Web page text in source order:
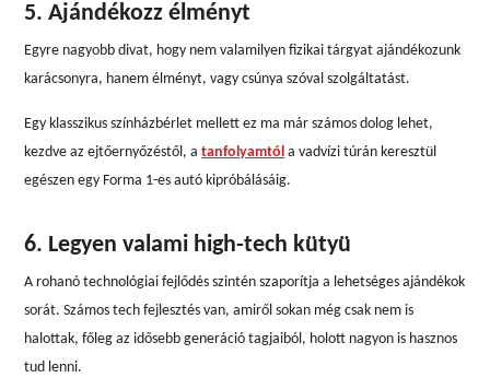
5. Ajándékozz élményt
Egyre nagyobb divat, hogy nem valamilyen fizikai tárgyat ajándékozunk
karácsonyra, hanem élményt, vagy csúnya szóval szolgáltatást.
Egy klasszikus színházbérlet mellett ez ma már számos dolog lehet,
kezdve az ejtőernyőzéstől, atanfolyamtól a vadvízi túrán keresztül
egészen egy Forma 1-es autó kipróbálásáig.
6. Legyen valami high-tech kütyü
A rohanó technológiai fejlődés szintén szaporítja a lehetséges ajándékok
sorát. Számos tech fejlesztés van, amiről sokan még csak nem is
halottak, főleg az idősebb generáció tagjaiból, holott nagyon is hasznos
tud lenni.